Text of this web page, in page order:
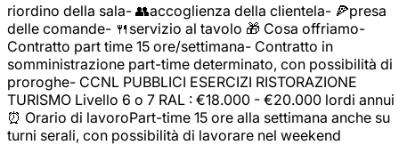
riordino della sala- 👥accoglienza della clientela- 🍕presa
delle comande- 🍴servizio al tavolo 🎁 Cosa offriamo-
Contratto part time 15 ore/settimana- Contratto in
somministrazione part-time determinato, con possibilità di
proroghe- CCNL PUBBLICI ESERCIZI RISTORAZIONE
TURISMO Livello 6 o 7 RAL : €18.000 - €20.000 lordi annui
⏰ Orario di lavoroPart-time 15 ore alla settimana anche su
turni serali, con possibilità di lavorare nel weekend